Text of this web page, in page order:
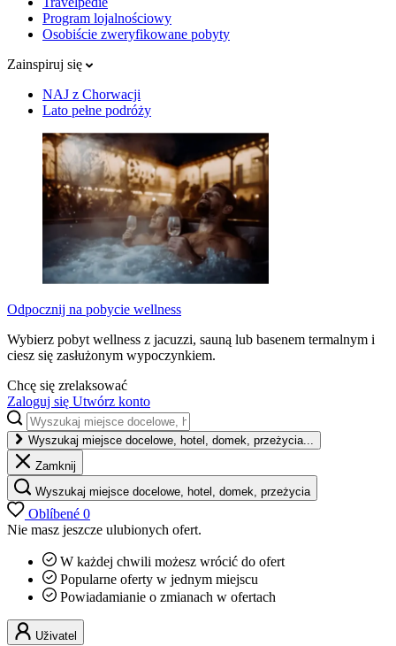
Program lojalnościowy
Osobiście zweryfikowane pobyty
Zainspiruj się
NAJ z Chorwacji
Lato pełne podróży
Odpocznij na pobycie wellness
Wybierz pobyt wellness z jacuzzi, sauną lub basenem termalnym i
ciesz się zasłużonym wypoczynkiem.
Chcę się zrelaksować
Zaloguj się Utwórz konto
Wyszukaj miejsce docelowe, hotel, domek, przeżycia...
Zamknij
Wyszukaj miejsce docelowe, hotel, domek, przeżycia
Oblíbené 0
Nie masz jeszcze ulubionych ofert.
W każdej chwili możesz wrócić do ofert
Popularne oferty w jednym miejscu
Powiadamianie o zmianach w ofertach
Uživatel